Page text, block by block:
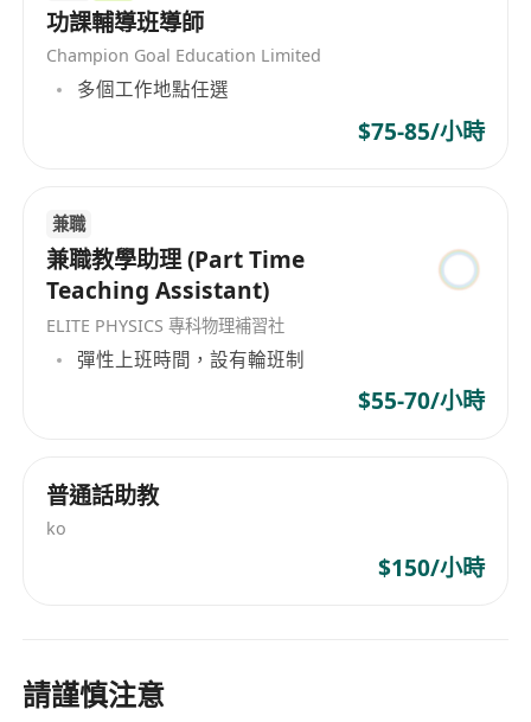
功課輔導班導師
Champion Goal Education Limited
多個工作地點任選
$75-85/小時
兼職
兼職教學助理 (Part Time
Teaching Assistant)
ELITE PHYSICS 專科物理補習社
彈性上班時間，設有輪班制
$55-70/小時
普通話助教
ko
$150/小時
請謹慎注意